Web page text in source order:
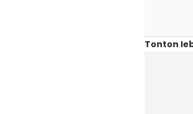
Tonton